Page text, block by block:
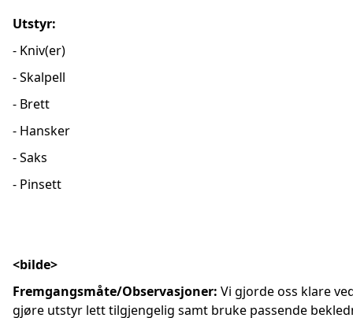
Utstyr:
- Kniv(er)
- Skalpell
- Brett
- Hansker
- Saks
- Pinsett
<bilde>
Fremgangsmåte/Observasjoner: Vi gjorde oss klare
gjøre utstyr lett tilgjengelig samt bruke passende